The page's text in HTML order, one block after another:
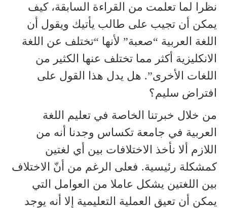
نظرا لما تعلمت من القراءة السابقة، كيف
يمكن أن تجيب على طالب يأتيك ويقول أن
اللغة العربية “صعبة” لأنها “تختلف عن اللغة
الانكليزية أكثر مما تختلف عنها الكثير من
اللغات الأخرى”. هل يدل هذا القول على
افتراض سليم؟
من خلال خبرتنا الخاصة في تعليم اللغة
العربية في جامعة تكساس وجدنا أنه من
اللازم ألا نأخذ الاختلافات بين أي لغتين
كمشكلة رئيسية. فعلى الرغم من أنّ الاختلاف
بين اللغتين يشكل عاملا من العوامل التي
يمكن أن تعيق العملية التعليمية إلا أنه يوجد